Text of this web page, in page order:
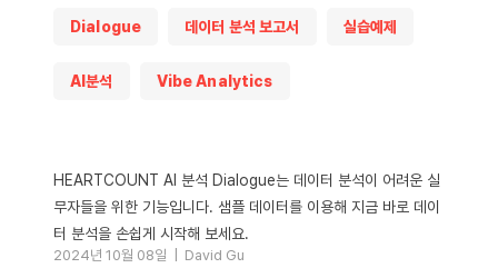
Dialogue 데이터 분석 보고서 실습예제
AI분석 Vibe Analytics
HEARTCOUNT AI 분석 Dialogue는 데이터 분석이 어려운 실
무자들을 위한 기능입니다. 샘플 데이터를 이용해 지금 바로 데이
터 분석을 손쉽게 시작해 보세요.
2024년 10월 08일 | David Gu